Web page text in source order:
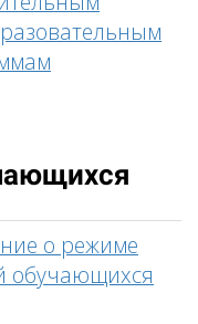
о режиме
обучающихся